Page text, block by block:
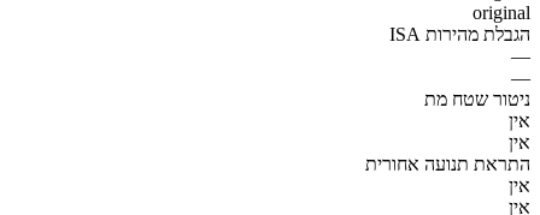
original
הגבלת מהירות ISA
—
—
ניטור שטח מת
אין
אין
התראת תנועה אחורית
אין
אין